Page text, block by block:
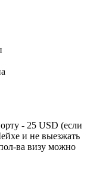
- 25 USD (если
и не выезжать
ва визу можно